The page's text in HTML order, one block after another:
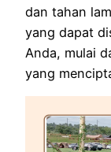
dan tahan
yang dapat
Anda, mulai
yang